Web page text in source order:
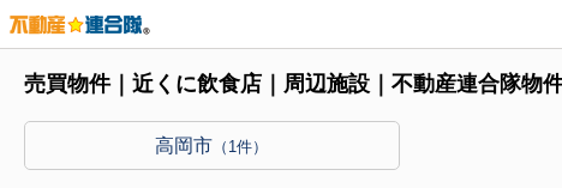
売買物件｜近くに飲食店｜周辺施設｜不動産連合隊物
高岡市 （1件）